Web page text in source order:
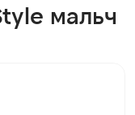
мальч